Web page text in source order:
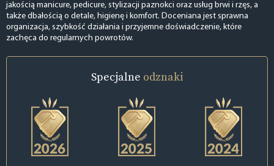
jakością manicure, pedicure, stylizacji paznokci oraz usług brwi i rzęs, a
także dbałością o detale, higienę i komfort. Doceniana jest sprawna
organizacja, szybkość działania i przyjemne doświadczenie, które
zachęca do regularnych powrotów.
Specjalne odznaki